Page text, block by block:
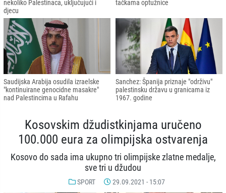
nekoliko Palestinaca, uključujući i
djecu
tačkama optužnice
Saudijska Arabija osudila izraelske
"kontinuirane genocidne masakre"
nad Palestincima u Rafahu
Sanchez: Španija priznaje "održivu"
palestinsku državu u granicama iz
1967. godine
Kosovskim džudistkinjama uručeno
100.000 eura za olimpijska ostvarenja
Kosovo do sada ima ukupno tri olimpijske zlatne medalje,
sve tri u džudou
SPORT 29.09.2021 - 15:07